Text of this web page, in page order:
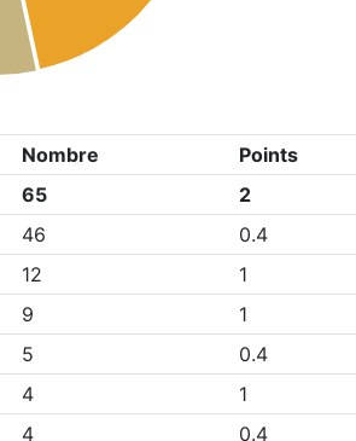
Nombre
Points
65
2
46
0.4
12
1
9
1
5
0.4
4
1
4 0.4